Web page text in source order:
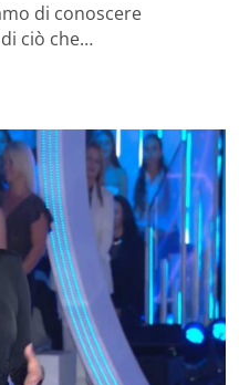
di conoscere
ciò che…